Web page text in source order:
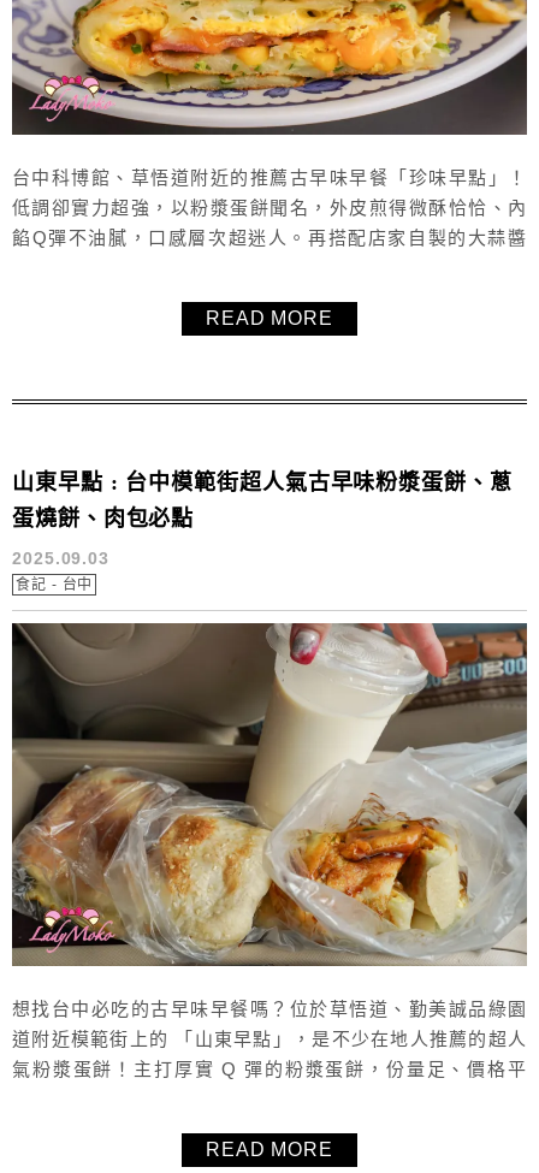
台中科博館、草悟道附近的推薦古早味早餐「珍味早點」！
低調卻實力超強，以粉漿蛋餅聞名，外皮煎得微酥恰恰、內
餡Q彈不油膩，口感層次超迷人。再搭配店家自製的大蒜醬
餐點份量十足、價格實在，絕對值得一訪再訪。除了粉漿蛋
餅外，水煎包、饅頭和蘿蔔糕也都是網友大推的必點選項。
READ MORE
山東早點 : 台中模範街超人氣古早味粉漿蛋餅、蔥
蛋燒餅、肉包必點
2025.09.03
食記 - 台中
想找台中必吃的古早味早餐嗎？位於草悟道、勤美誠品綠園
道附近模範街上的 「山東早點」，是不少在地人推薦的超人
氣粉漿蛋餅！主打厚實 Q 彈的粉漿蛋餅，份量足、價格平
來可是吃不到的。雖然「山東早點」只有外帶、沒有內用座
位，但附近停車場多、交通方便，非常適合專程來外帶享
READ MORE